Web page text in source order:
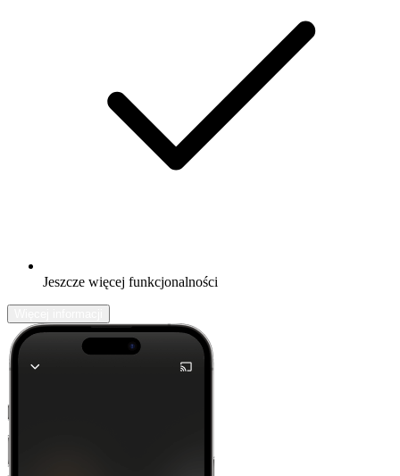
Jeszcze więcej funkcjonalności